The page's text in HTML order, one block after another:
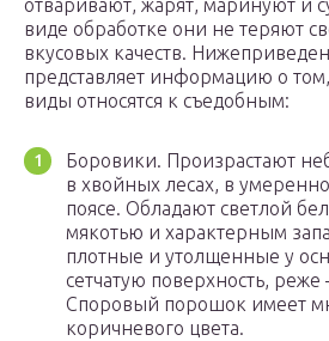
отваривают, жарят, маринуют и
виде обработке они не теряют
вкусовых качеств.
представляет информацию о
виды относятся к съедобным:
Боровики. Произрастают
в хвойных лесах, в
поясе. Обладают светлой
мякотью и характерным
плотные и утолщенные у
сетчатую поверхность, реже
Споровый порошок имеет
коричневого цвета.